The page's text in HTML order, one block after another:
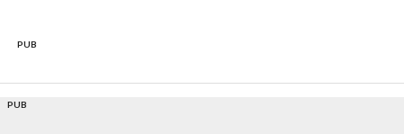
PUB
PUB